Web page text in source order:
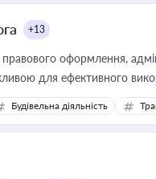
+13
оформлення,
для ефективного
Будівельна діяльність